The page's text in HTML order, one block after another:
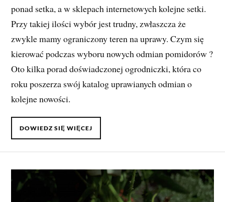
ponad setka, a w sklepach internetowych kolejne setki.
Przy takiej ilości wybór jest trudny, zwłaszcza że
zwykle mamy ograniczony teren na uprawy. Czym się
kierować podczas wyboru nowych odmian pomidorów ?
Oto kilka porad doświadczonej ogrodniczki, która co
roku poszerza swój katalog uprawianych odmian o
kolejne nowości.
DOWIEDZ SIĘ WIĘCEJ